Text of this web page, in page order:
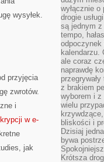
wysyłek.
przyjęcia
zwrotów.
i
w e-
jak
wyłącznie
drogie
są jednym z
tempo,
odpoczynek
kalendarzu.
ale coraz
naprawdę
z brakiem
wyborem i
wielu
bliskości i
Dzisiaj
bywa
Krótsza